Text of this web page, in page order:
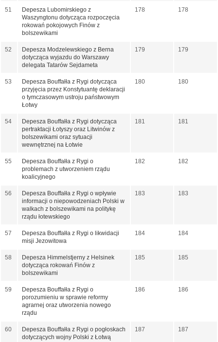
51
Depesza Lubomirskiego z
Waszyngtonu dotycząca rozpoczęcia
rokowań pokojowych Finów z
bolszewikami
178 178
52
Depesza Modzelewskiego z Berna
dotycząca wyjazdu do Warszawy
delegata Tatarów Sejdameta
179 179
53
Depesza Bouffałła z Rygi dotycząca
przyjęcia przez Konstytuantę deklaracji
o tymczasowym ustroju państwowym
Łotwy
180 180
54
Depesza Bouffałła z Rygi dotycząca
pertraktacji Łotyszy oraz Litwinów z
bolszewikami oraz sytuacji
wewnętrznej na Łotwie
181 181
55
Depesza Bouffałła z Rygi o
problemach z utworzeniem rządu
koalicyjnego
182 182
56
Depesza Bouffałła z Rygi o wpływie
informacji o niepowodzeniach Polski w
walkach z bolszewikami na politykę
rządu łotewskiego
183 183
57
Depesza Bouffałła z Rygi o likwidacji
misji Jezowitowa
184 184
58
Depesza Himmelstjerny z Helsinek
dotycząca rokowań Finów z
bolszewikami
185 185
59
Depesza Bouffałła z Rygi o
porozumieniu w sprawie reformy
agrarnej oraz utworzenia nowego
rządu
186 186
60
Depesza Bouffałła z Rygi o pogłoskach
dotyczących wojny Polski z Łotwą
187 187